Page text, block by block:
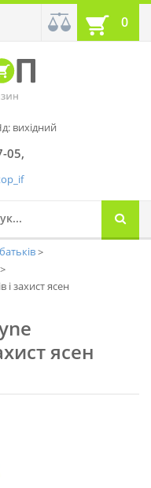
0
вихідний
05
і захист ясен
ясен